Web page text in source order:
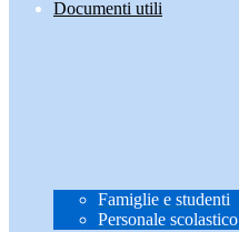
Documenti utili
Famiglie e studenti
Personale scolastico